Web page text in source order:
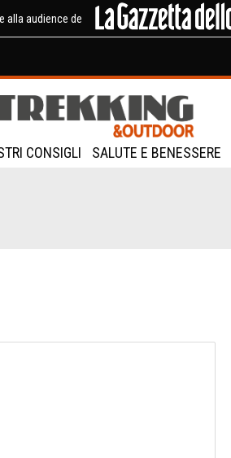
alla audience de
CONSIGLI SALUTE E BENESSERE